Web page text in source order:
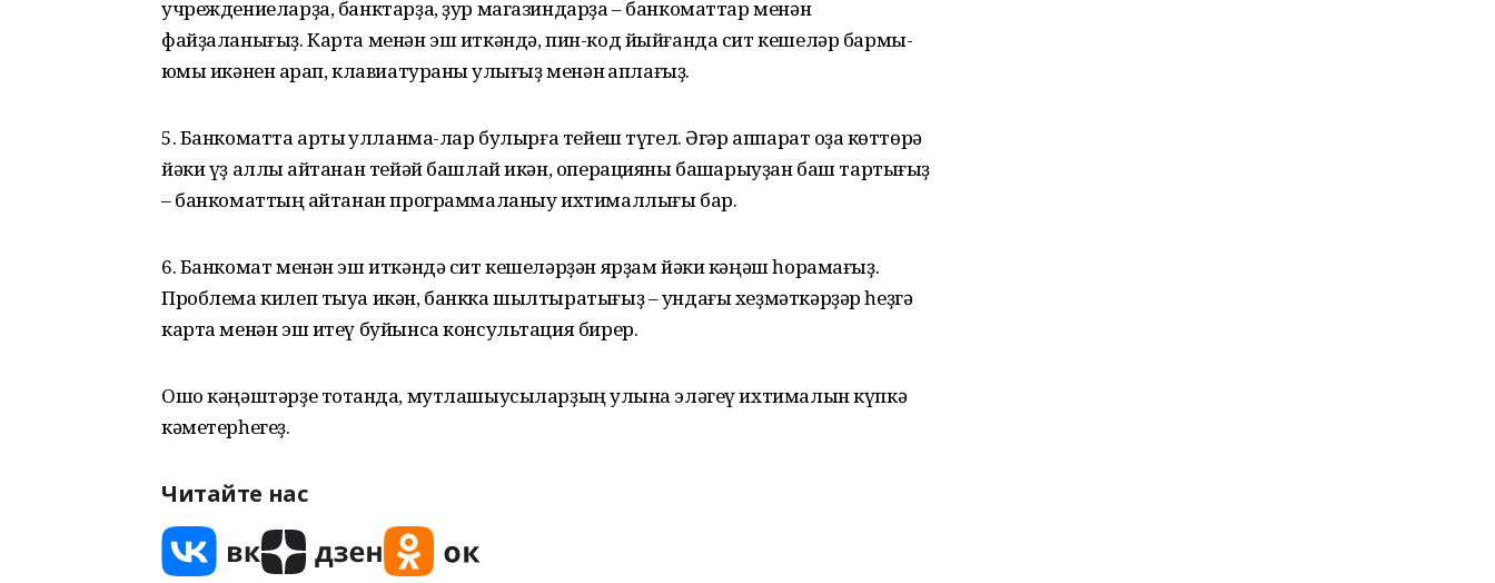
учреждениеларҙа, банктарҙа, ҙур магазиндарҙа – банкоматтар менән
файҙаланығыҙ. Карта менән эш иткәндә, пин-код йыйғанда сит кешеләр бармы-
юҡмы икәнен ҡарап, клавиатураны ҡулығыҙ менән ҡаплағыҙ.
5. Банкоматта артыҡ ҡулланма-лар булырға тейеш түгел. Әгәр аппарат оҙаҡ көттөрә
йәки үҙ аллы ҡайтанан тейәй башлай икән, операцияны башҡарыуҙан баш тартығыҙ
– банкоматтың ҡайтанан программаланыу ихтималлығы бар.
6. Банкомат менән эш иткәндә сит кешеләрҙән ярҙам йәки кәңәш һорамағыҙ.
Проблема килеп тыуа икән, банкка шылтыратығыҙ – ундағы хеҙмәткәрҙәр һеҙгә
карта менән эш итеү буйынса консультация бирер.
Ошо кәңәштәрҙе тотҡанда, мутлашыусыларҙың ҡулына эләгеү ихтималын күпкә
кәметерһегеҙ.
Читайте нас